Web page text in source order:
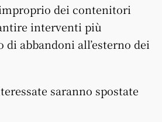
dei contenitori
interventi più
abbandoni all’esterno dei
saranno spostate